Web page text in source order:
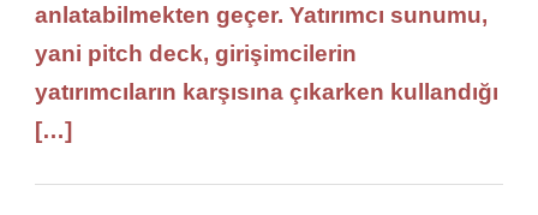
anlatabilmekten geçer. Yatırımcı sunumu,
yani pitch deck, girişimcilerin
yatırımcıların karşısına çıkarken kullandığı
[…]